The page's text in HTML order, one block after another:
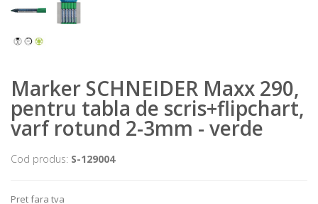
Marker SCHNEIDER Maxx 290,
pentru tabla de scris+flipchart,
varf rotund 2-3mm - verde
Cod produs: S-129004
Pret fara tva